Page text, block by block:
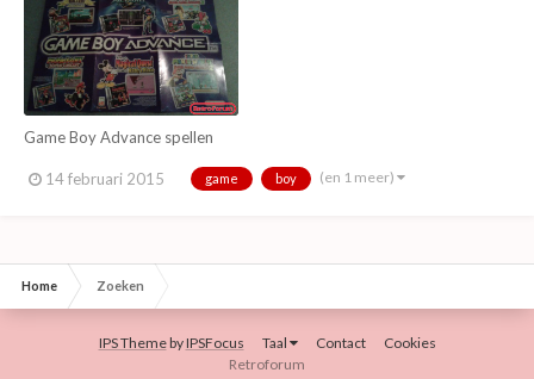
Game Boy Advance spellen
14 februari 2015 game boy (en 1 meer)
Home Zoeken
IPS ThemebyIPSFocus Taal Contact
Cookies
Retroforum